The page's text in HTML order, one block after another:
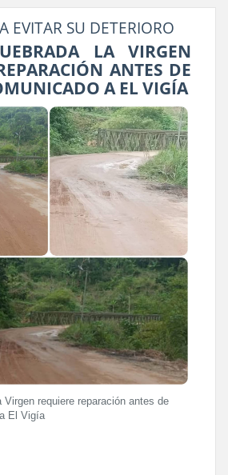
EVITAR SU DETERIORO
LA VIRGEN
ANTES DE
A EL VIGÍA
Virgen requiere reparación antes de
El Vigía